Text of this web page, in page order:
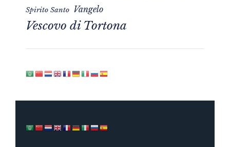
Spirito Santo Vangelo
Vescovo di Tortona